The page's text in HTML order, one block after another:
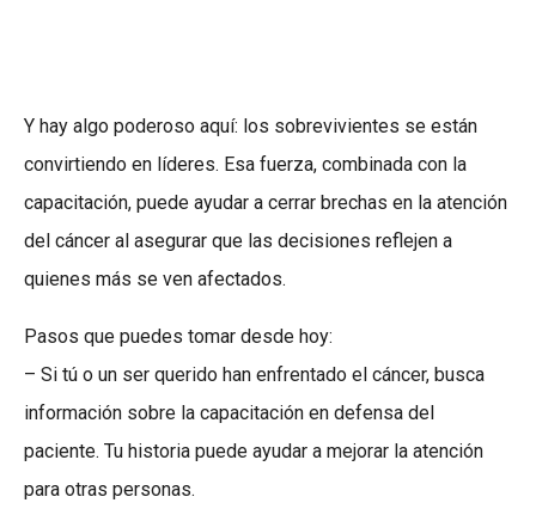
Y hay algo poderoso aquí: los sobrevivientes se están
convirtiendo en líderes. Esa fuerza, combinada con la
capacitación, puede ayudar a cerrar brechas en la atención
del cáncer al asegurar que las decisiones reflejen a
quienes más se ven afectados.
Pasos que puedes tomar desde hoy:
– Si tú o un ser querido han enfrentado el cáncer, busca
información sobre la capacitación en defensa del
paciente. Tu historia puede ayudar a mejorar la atención
para otras personas.